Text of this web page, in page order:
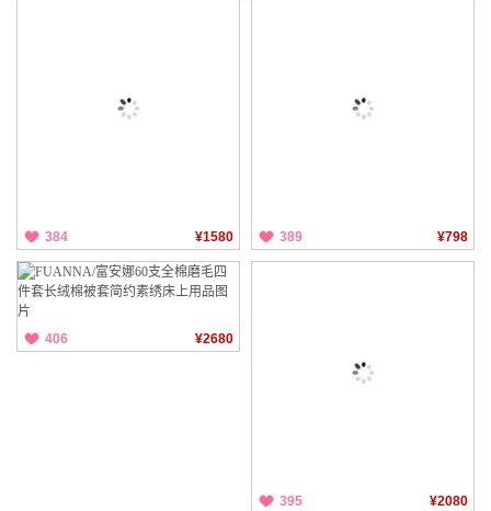
384 ¥1580 389 ¥798
406 ¥2680
395 ¥2080